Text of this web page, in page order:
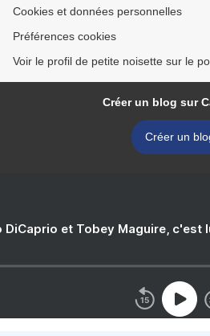
Cookies et données personnelles
Préférences cookies
Voir le profil de petite noisette sur le
Créer un blog sur
Créer un
DiCaprio et Tobey Maguire, c'est